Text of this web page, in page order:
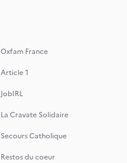
Oxfam France
Article 1
JobIRL
La Cravate Solidaire
Secours Catholique
Restos du coeur